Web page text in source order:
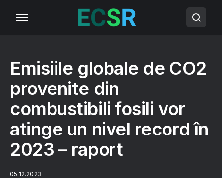
Emisiile globale de CO2
provenite din
combustibili fosili vor
atinge un nivel record în
2023 – raport
05.12.2023